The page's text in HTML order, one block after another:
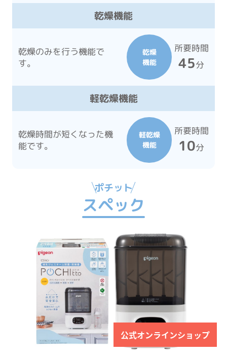
乾燥機能
乾燥のみを行う機能で
す。
乾燥
機能
所要時間
45分
軽乾燥機能
乾燥時間が短くなった機
能です。
軽乾燥
機能
所要時間
10分
ポチット
スペック
公式オンラインショップ